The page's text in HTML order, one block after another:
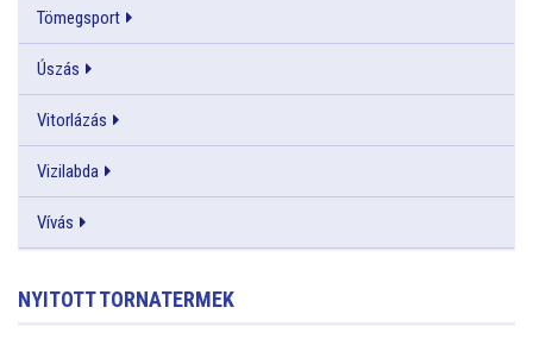
Tömegsport
Úszás
Vitorlázás
Vizilabda
Vívás
NYITOTT TORNATERMEK